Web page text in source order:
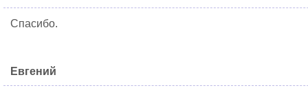
Спасибо.
Евгений